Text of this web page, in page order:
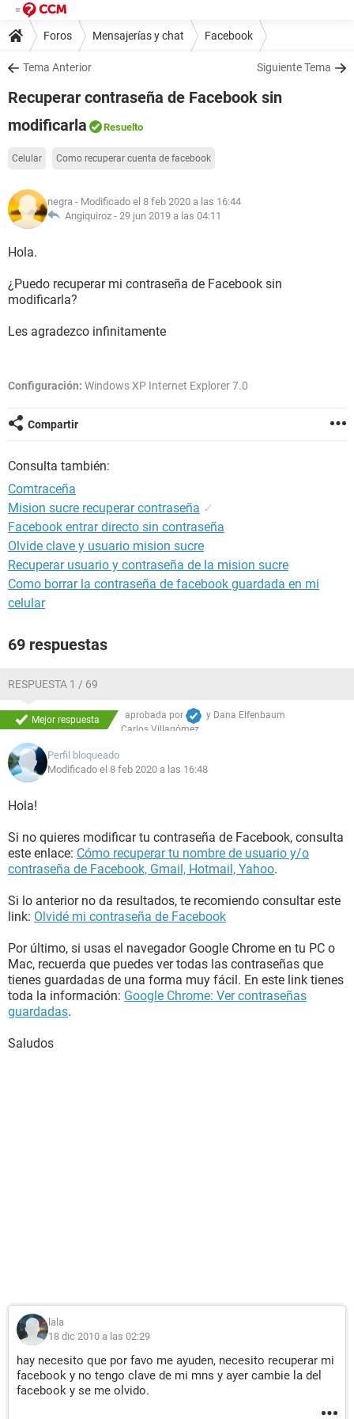
Foros Mensajerías y chat Facebook
Tema Anterior Siguiente Tema
Recuperar contraseña de Facebook sin
modificarla
Resuelto
Celular Como recuperar cuenta de facebook
negra - Modificado el 8 feb 2020 a las 16:44
Angiquiroz - 29 jun 2019 a las 04:11
Hola.
¿Puedo recuperar mi contraseña de Facebook sin
modificarla?
Les agradezco infinitamente
Configuración: Windows XP Internet Explorer 7.0
Compartir
Consulta también:
Comtraceña
Mision sucre recuperar contraseña ✓
Facebook entrar directo sin contraseña
Olvide clave y usuario mision sucre
Recuperar usuario y contraseña de la mision sucre
Como borrar la contraseña de facebook guardada en mi
celular
69 respuestas
RESPUESTA 1 / 69
Mejor respuesta
aprobada por
Carlos Villagómez
y Dana Elfenbaum
Perfil bloqueado
Modificado el 8 feb 2020 a las 16:48
Hola!
Si no quieres modificar tu contraseña de Facebook, consulta
este enlace: Cómo recuperar tu nombre de usuario y/o
contraseña de Facebook, Gmail, Hotmail, Yahoo.
Si lo anterior no da resultados, te recomiendo consultar este
link: Olvidé mi contraseña de Facebook
Por último, si usas el navegador Google Chrome en tu PC o
Mac, recuerda que puedes ver todas las contraseñas que
tienes guardadas de una forma muy fácil. En este link tienes
toda la información: Google Chrome: Ver contraseñas
guardadas.
Saludos
lala
18 dic 2010 a las 02:29
hay necesito que por favo me ayuden, necesito recuperar mi
facebook y no tengo clave de mi mns y ayer cambie la del
facebook y se me olvido.